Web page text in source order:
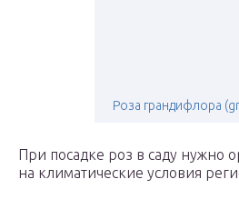
Роза грандифлора
При посадке роз в саду нужно
на климатические условия